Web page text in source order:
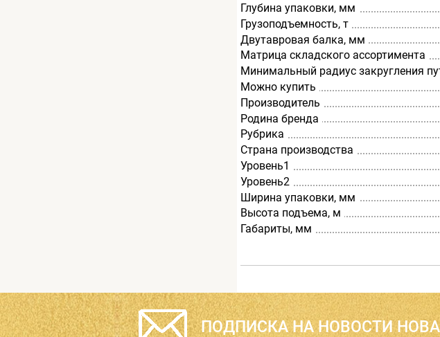
Глубина упаковки, мм
Грузоподъемность, т
Двутавровая балка, мм
Матрица складского ассортимента
Минимальный радиус закругления
Можно купить
Производитель
Родина бренда
Рубрика
Страна производства
Уровень1
Уровень2
Ширина упаковки, мм
Высота подъема, м
Габариты, мм
ПОДПИСКА НА НОВОСТИ